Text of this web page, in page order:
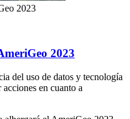
2023
2023
del uso de datos y tecnología
en cuanto a